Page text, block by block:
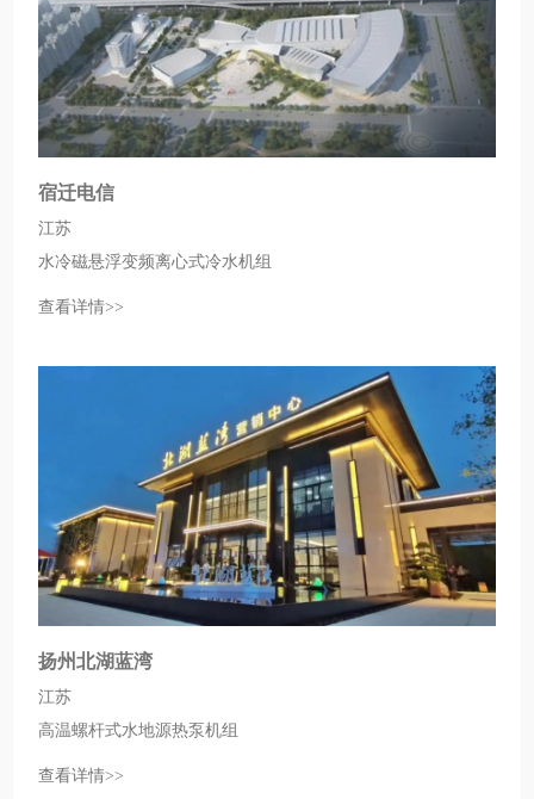
宿迁电信
江苏
水冷磁悬浮变频离心式冷水机组
查看详情>>
扬州北湖蓝湾
江苏
高温螺杆式水地源热泵机组
查看详情>>